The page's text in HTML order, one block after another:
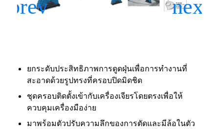
ยกระดับประสิทธิภาพการดูดฝุ่นเพื่อการทำงานที่
สะอาดด้วยรูปทรงที่ครอบปิดมิดชิด
ชุดครอบติดตั้งเข้ากับเครื่องเจียรโดยตรงเพื่อให้
ควบคุมเครื่องมือง่าย
มาพร้อมตัวปรับความลึกของการตัดและมีล้อในตัว